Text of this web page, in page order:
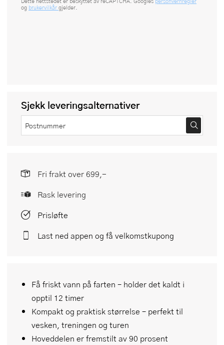
og brukervilkår gjelder.
Få friskt vann på farten – holder det kaldt i
opptil 12 timer
Kompakt og praktisk størrelse – perfekt til
vesken, treningen og turen
Hoveddelen er fremstilt av 90 prosent
Sjekk leveringsalternativer
Fri frakt over 699,-
Rask levering
Prisløfte
Last ned appen og få velkomstkupong